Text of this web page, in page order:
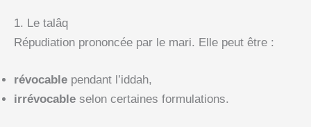
1. Le talâq
Répudiation prononcée par le mari. Elle peut être :
révocable pendant l’iddah,
irrévocable selon certaines formulations.